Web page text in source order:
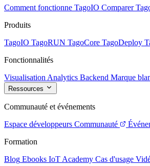
Comment fonctionne TagoIO Comparer
Produits
TagoIO TagoRUN TagoCore TagoDeploy
Fonctionnalités
Visualisation Analytics Backend Marque
Ressources
Communauté et événements
Espace développeurs Communauté
Formation
Blog Ebooks IoT Academy Cas d'usage